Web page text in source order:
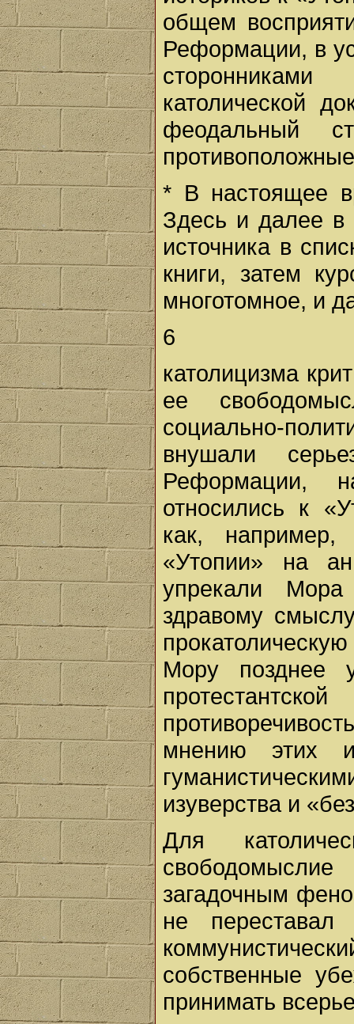
общем
Реформации, в
католической
феодальный
* В настоящее
Здесь и далее в
источника в
книги, затем
многотомное, и
6
католицизма
ее
социально-
внушали
Реформации,
относились к
как,
«Утопии» на
упрекали Мора
здравому
Мору позднее
мнению этих
изуверства и
Для
загадочным
не
собственные
принимать